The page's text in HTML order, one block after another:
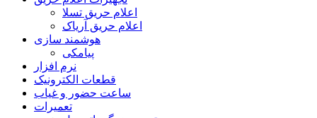
اعلام حریق تسلا
اعلام حریق آریاک
هوشمند سازی
پیامکی
نرم افزار
قطعات الکترونیک
ساعت حضور و غیاب
تعمیرات